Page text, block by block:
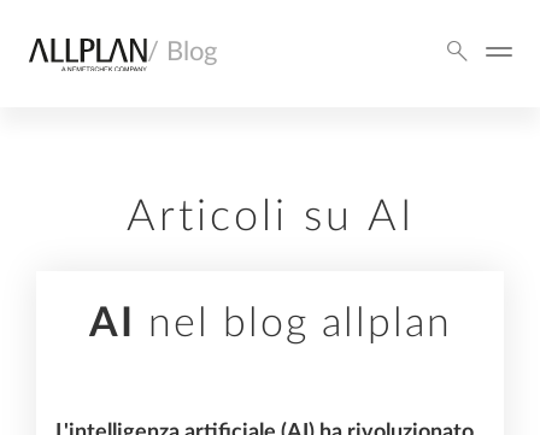
/ Blog
Articoli su AI
AI nel blog allplan